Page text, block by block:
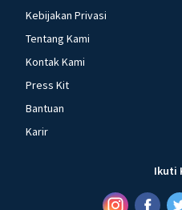
Kebijakan Privasi
Tentang Kami
Kontak Kami
Press Kit
Bantuan
Karir
Ikuti